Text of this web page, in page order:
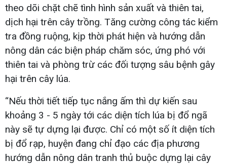
theo dõi chặt chẽ tình hình sản xuất và thiên tai,
dịch hại trên cây trồng. Tăng cường công tác kiểm
tra đồng ruộng, kịp thời phát hiện và hướng dẫn
nông dân các biện pháp chăm sóc, ứng phó với
thiên tai và phòng trừ các đối tượng sâu bệnh gây
hại trên cây lúa.
“Nếu thời tiết tiếp tục nắng ấm thì dự kiến sau
khoảng 3 - 5 ngày tới các diện tích lúa bị đổ ngã
này sẽ tự dựng lại được. Chỉ có một số ít diện tích
bị đổ rạp, huyện đang chỉ đạo các địa phương
hướng dẫn nông dân tranh thủ buộc dựng lại cây